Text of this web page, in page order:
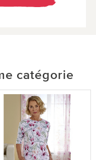
catégorie